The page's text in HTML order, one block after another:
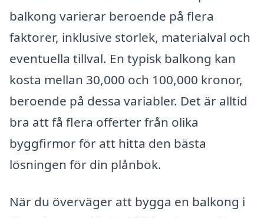
balkong varierar beroende på flera
faktorer, inklusive storlek, materialval och
eventuella tillval. En typisk balkong kan
kosta mellan 30,000 och 100,000 kronor,
beroende på dessa variabler. Det är alltid
bra att få flera offerter från olika
byggfirmor för att hitta den bästa
lösningen för din plånbok.
När du överväger att bygga en balkong i